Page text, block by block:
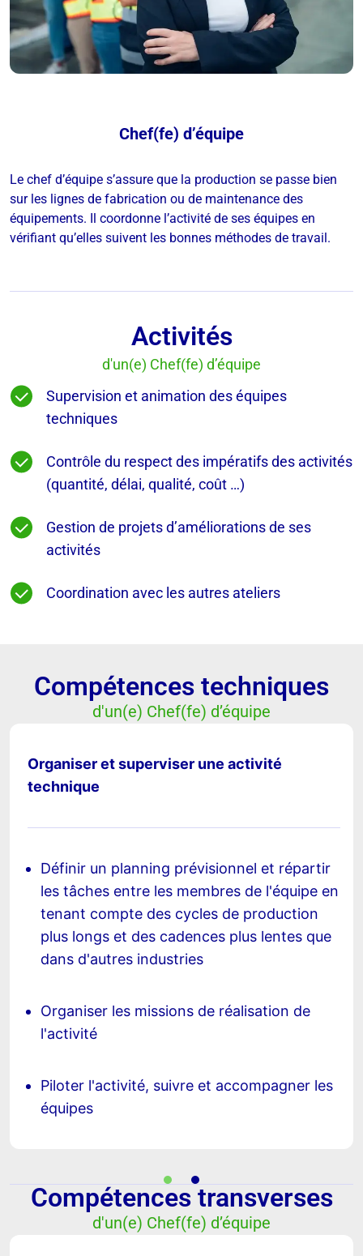
Chef(fe) d’équipe
Le chef d’équipe s’assure que la production se passe bien
sur les lignes de fabrication ou de maintenance des
équipements. Il coordonne l’activité de ses équipes en
vérifiant qu’elles suivent les bonnes méthodes de travail.
Activités
d'un(e) Chef(fe) d’équipe
Supervision et animation des équipes
techniques
Contrôle du respect des impératifs des activités
(quantité, délai, qualité, coût …)
Gestion de projets d’améliorations de ses
activités
Coordination avec les autres ateliers
Compétences techniques
d'un(e) Chef(fe) d’équipe
Organiser et superviser une activité
technique
Définir un planning prévisionnel et répartir
les tâches entre les membres de l'équipe en
tenant compte des cycles de production
plus longs et des cadences plus lentes que
dans d'autres industries
Organiser les missions de réalisation de
l'activité
Piloter l'activité, suivre et accompagner les
équipes
Compétences transverses
d'un(e) Chef(fe) d’équipe